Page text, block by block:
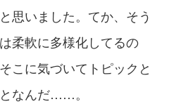
思いました。てか、そう
柔軟に多様化してるの
こに気づいてトピックと
なんだ……。